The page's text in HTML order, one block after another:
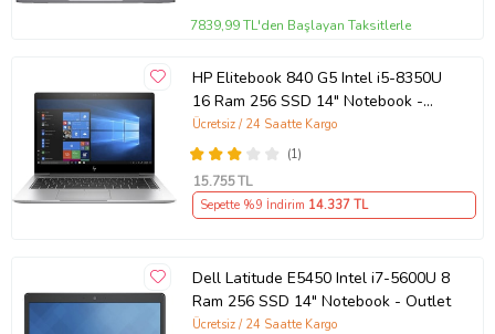
7839,99 TL'den Başlayan Taksitlerle
HP Elitebook 840 G5 Intel i5-8350U
16 Ram 256 SSD 14" Notebook -
Outlet
(1)
Ücretsiz / 24 Saatte Kargo
15.755TL
Sepette %9 İndirim 14.337TL
Dell Latitude E5450 Intel i7-5600U 8
Ram 256 SSD 14" Notebook - Outlet
Ücretsiz / 24 Saatte Kargo